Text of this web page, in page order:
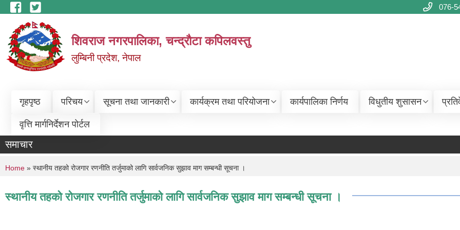
Skip to main content 076-
शिवराज नगरपालिका, चन्द्राैटा कपिलवस्तु
लुम्बिनी प्रदेश, नेपाल
गृहपृष्ठ परिचय सूचना तथा जानकारी कार्यक्रम तथा परियोजना कार्यपालिका निर्णय विधुतीय शुसासन
वृत्ति मार्गनिर्देशन पोर्टल
समाचार
You are here
Home » स्थानीय तहको रोजगार रणनीति तर्जुमाको लागि सार्वजनिक सुझाव माग सम्बन्धी सूचना ।
स्थानीय तहको रोजगार रणनीति तर्जुमाको लागि सार्वजनिक सुझाव माग सम्बन्धी सूचना ।